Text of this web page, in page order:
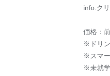
info.ク
価格：
※ドリ
※スマー
※未就学